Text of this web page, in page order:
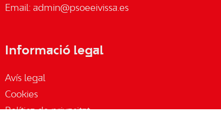
Email: admin@psoeeivissa.es
Informació legal
Avís legal
Cookies
Política de privacitat